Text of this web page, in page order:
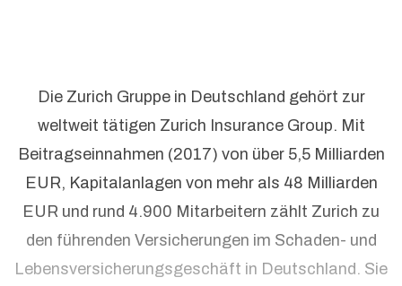
Die Zurich Gruppe in Deutschland gehört zur
weltweit tätigen Zurich Insurance Group. Mit
Beitragseinnahmen (2017) von über 5,5 Milliarden
EUR, Kapitalanlagen von mehr als 48 Milliarden
EUR und rund 4.900 Mitarbeitern zählt Zurich zu
den führenden Versicherungen im Schaden- und
Lebensversicherungsgeschäft in Deutschland. Sie